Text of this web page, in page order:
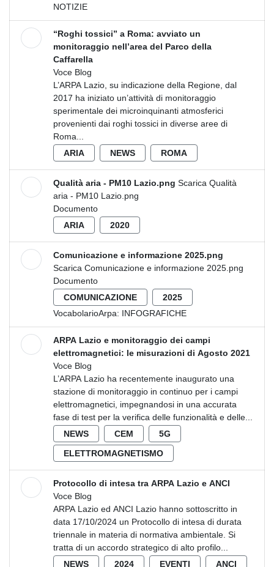
NOTIZIE
“Roghi tossici” a Roma: avviato un
monitoraggio nell’area del Parco della
Caffarella
Voce Blog
L’ARPA Lazio, su indicazione della Regione, dal
2017 ha iniziato un’attività di monitoraggio
sperimentale dei microinquinanti atmosferici
provenienti dai roghi tossici in diverse aree di
Roma...
ARIA
NEWS ROMA
Qualità aria - PM10 Lazio.png Scarica Qualità
aria - PM10 Lazio.png
Documento
ARIA
2020
Comunicazione e informazione 2025.png
Scarica Comunicazione e informazione 2025.png
Documento
COMUNICAZIONE
2025
VocabolarioArpa: INFOGRAFICHE
ARPA Lazio e monitoraggio dei campi
elettromagnetici: le misurazioni di Agosto 2021
Voce Blog
L’ARPA Lazio ha recentemente inaugurato una
stazione di monitoraggio in continuo per i campi
elettromagnetici, impegnandosi in una accurata
fase di test per la verifica delle funzionalità e delle...
NEWS
CEM
5G
ELETTROMAGNETISMO
Protocollo di intesa tra ARPA Lazio e ANCI
Voce Blog
ARPA Lazio ed ANCI Lazio hanno sottoscritto in
data 17/10/2024 un Protocollo di intesa di durata
triennale in materia di normativa ambientale. Si
tratta di un accordo strategico di alto profilo...
NEWS
2024 EVENTI
ANCI